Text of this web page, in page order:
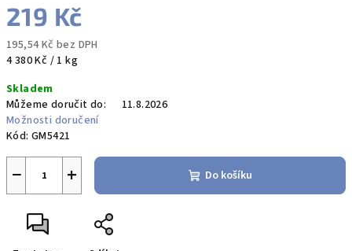
219 Kč
195,54 Kč bez DPH
Měrná
4 380 Kč / 1 kg
Skladem
Můžeme doručit do:
11.8.2026
Možnosti doručení
Kód: GM5421
+
− Do košíku